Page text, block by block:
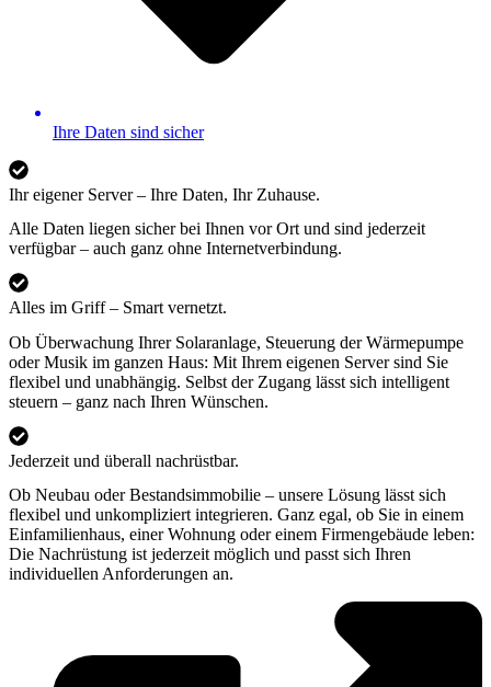
Ihre Daten sind sicher
Ihr eigener Server – Ihre Daten, Ihr Zuhause.
Alle Daten liegen sicher bei Ihnen vor Ort und sind jederzeit
verfügbar – auch ganz ohne Internetverbindung.
Alles im Griff – Smart vernetzt.
Ob Überwachung Ihrer Solaranlage, Steuerung der Wärmepumpe
oder Musik im ganzen Haus: Mit Ihrem eigenen Server sind Sie
flexibel und unabhängig. Selbst der Zugang lässt sich intelligent
steuern – ganz nach Ihren Wünschen.
Jederzeit und überall nachrüstbar.
Ob Neubau oder Bestandsimmobilie – unsere Lösung lässt sich
flexibel und unkompliziert integrieren. Ganz egal, ob Sie in einem
Einfamilienhaus, einer Wohnung oder einem Firmengebäude leben:
Die Nachrüstung ist jederzeit möglich und passt sich Ihren
individuellen Anforderungen an.